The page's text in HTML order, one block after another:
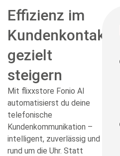
Effizienz im
Kundenkontakt
gezielt
steigern
Mit flixxstore Fonio AI
automatisierst du deine
telefonische
Kundenkommunikation –
intelligent, zuverlässig und
rund um die Uhr. Statt